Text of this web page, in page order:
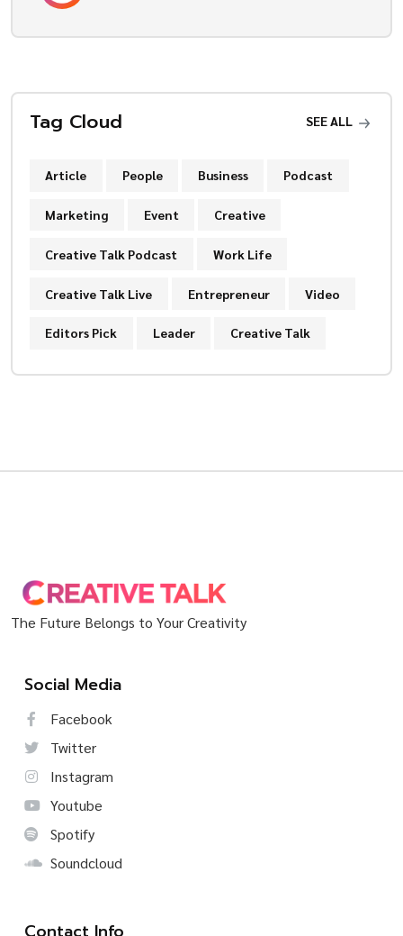
Tag Cloud SEE ALL
Article People Business Podcast
Marketing Event Creative
Creative Talk Podcast Work Life
Creative Talk Live Entrepreneur Video
Editors Pick Leader Creative Talk
The Future Belongs to Your Creativity
Social Media
Facebook
Twitter
Instagram
Youtube
Spotify
Soundcloud